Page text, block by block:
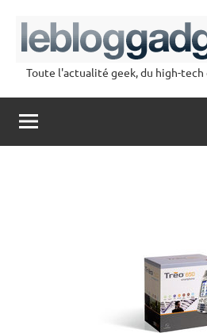
contenu
lebloggadget
Toute l'actualité geek, du high-tech